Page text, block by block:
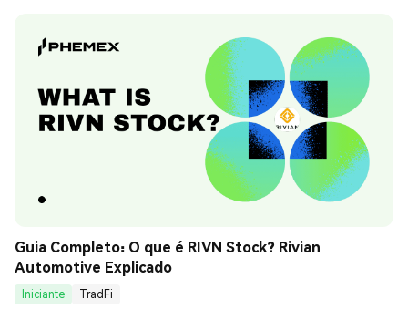
Guia Completo: O que é RIVN Stock? Rivian
Automotive Explicado
Iniciante
TradFi